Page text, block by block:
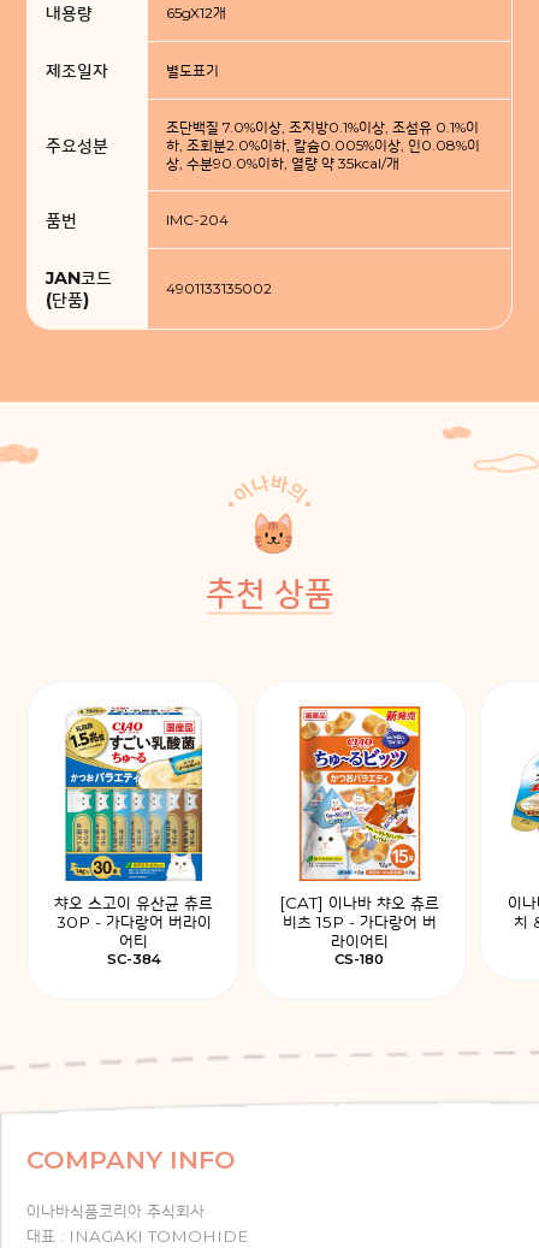
내용량 65gX12개
제조일자 별도표기
주요성분
조단백질 7.0%이상, 조지방0.1%이상, 조섬유 0.1%이
하, 조회분2.0%이하, 칼슘0.005%이상, 인0.08%이
상, 수분90.0%이하, 열량 약 35kcal/개
품번 IMC-204
JAN코드
(단품)
4901133135002
추천 상품
챠오 스고이 유산균 츄르
30P - 가다랑어 버라이
어티
SC-384
[CAT] 이나바 챠오 츄르
비츠 15P - 가다랑어 버
라이어티
CS-180
이
치
COMPANY INFO
이나바식품코리아 주식회사
대표 : INAGAKI TOMOHIDE